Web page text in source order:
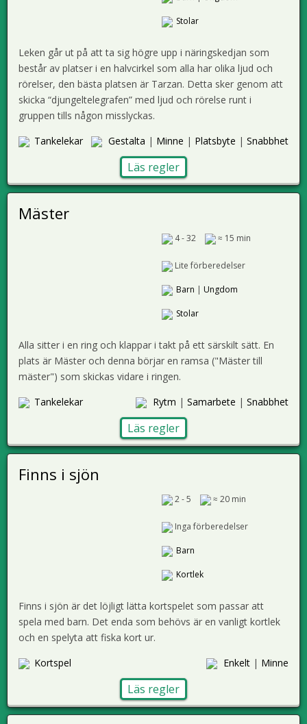
Stolar
Leken går ut på att ta sig högre upp i näringskedjan som
består av platser i en halvcirkel som alla har olika ljud och
rörelser, den bästa platsen är Tarzan. Detta sker genom att
skicka “djungeltelegrafen” med ljud och rörelse runt i
gruppen tills någon misslyckas.
Tankelekar
Gestalta | Minne | Platsbyte | Snabbhet
Läs regler
Mäster
4 - 32 ≈ 15 min
Lite förberedelser
Barn | Ungdom
Stolar
Alla sitter i en ring och klappar i takt på ett särskilt sätt. En
plats är Mäster och denna börjar en ramsa ("Mäster till
mäster") som skickas vidare i ringen.
Tankelekar
Rytm | Samarbete | Snabbhet
Läs regler
Finns i sjön
2 - 5 ≈ 20 min
Inga förberedelser
Barn
Kortlek
Finns i sjön är det löjligt lätta kortspelet som passar att
spela med barn. Det enda som behövs är en vanligt kortlek
och en spelyta att fiska kort ur.
Kortspel
Enkelt | Minne
Läs regler